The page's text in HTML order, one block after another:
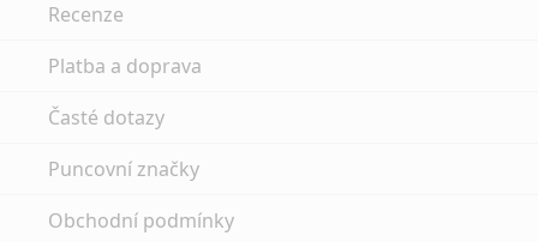
Recenze
Platba a doprava
Časté dotazy
Puncovní značky
Obchodní podmínky